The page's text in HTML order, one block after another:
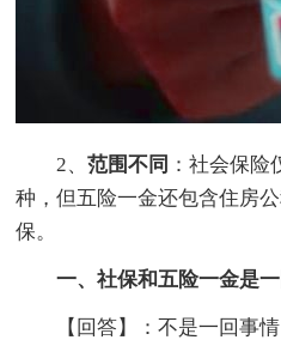
2、范围不同 ：社会保
种，但五险一金还包含住房
保。
一、社保和五险一金是
【回答】：不是一回事情